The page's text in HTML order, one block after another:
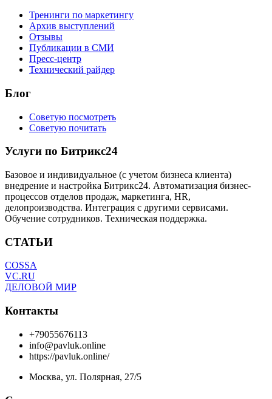
Тренинги по маркетингу
Архив выступлений
Отзывы
Публикации в СМИ
Пресс-центр
Технический райдер
Блог
Советую посмотреть
Советую почитать
Услуги по Битрикс24
Базовое и индивидуальное (с учетом бизнеса клиента)
внедрение и настройка Битрикс24. Автоматизация бизнес-
процессов отделов продаж, маркетинга, HR,
делопроизводства. Интеграция с другими сервисами.
Обучение сотрудников. Техническая поддержка.
СТАТЬИ
COSSA
VC.RU
ДЕЛОВОЙ МИР
Контакты
+79055676113
info@pavluk.online
https://pavluk.online/
Москва, ул. Полярная, 27/5